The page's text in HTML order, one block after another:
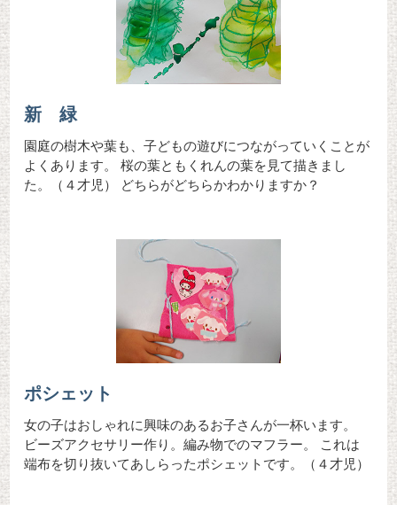
新 緑
園庭の樹木や葉も、子どもの遊びにつながっていくことが
よくあります。 桜の葉ともくれんの葉を見て描きまし
た。（４才児） どちらがどちらかわかりますか？
ポシェット
女の子はおしゃれに興味のあるお子さんが一杯います。
ビーズアクセサリー作り。編み物でのマフラー。 これは
端布を切り抜いてあしらったポシェットです。（４才児）